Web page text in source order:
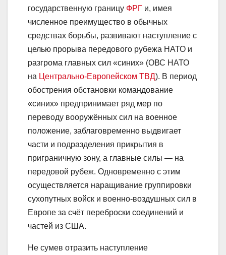
государственную границу ФРГ и, имея
численное преимущество в обычных
средствах борьбы, развивают наступление с
целью прорыва передового рубежа НАТО и
разгрома главных сил «синих» (ОВС НАТО
на Центрально-Европейском ТВД). В период
обострения обстановки командование
«синих» предпринимает ряд мер по
переводу вооружённых сил на военное
положение, заблаговременно выдвигает
части и подразделения прикрытия в
приграничную зону, а главные силы — на
передовой рубеж. Одновременно с этим
осуществляется наращивание группировки
сухопутных войск и военно-воздушных сил в
Европе за счёт переброски соединений и
частей из США.
Не сумев отразить наступление